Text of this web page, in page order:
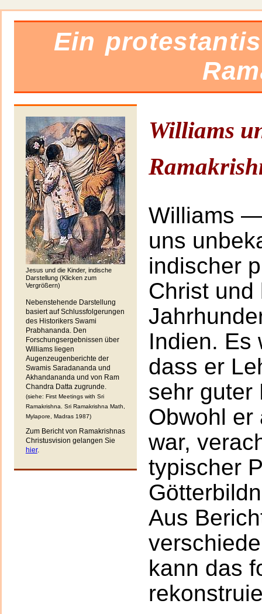
Ein
Jesus und die Kinder, indische
Darstellung (Klicken zum
Vergrößern)
Nebenstehende Darstellung
basiert auf Schlussfolgerungen
des Historikers Swami
Prabhananda. Den
Forschungsergebnissen über
Williams liegen
Augenzeugenberichte der
Swamis Saradananda und
Akhandananda und von Ram
Chandra Datta zugrunde.
(siehe: First Meetings with Sri
Ramakrishna. Sri Ramakrishna Math,
Mylapore, Madras 1987)
Zum Bericht von Ramakrishnas
Christusvision gelangen Sie
hier.
Williams
Williams
uns
indischer
Christ und
Indien. Es
dass er
sehr guter
Obwohl er
war,
typischer
Aus
kann das